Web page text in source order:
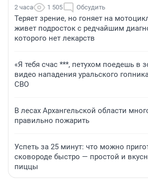
2 часа 1 505 Обсудить
Теряет зрение, но гоняет на
живет подросток с редчайшим
которого нет лекарств
«Я тебя счас ***, петухом поедешь в
видео нападения уральского
СВО
В лесах Архангельской области
правильно пожарить
Успеть за 25 минут: что можно
сковороде быстро — простой и
пиццы